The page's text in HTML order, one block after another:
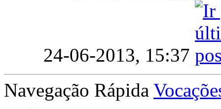
24-06-2013, 15:37
Navegação Rápida